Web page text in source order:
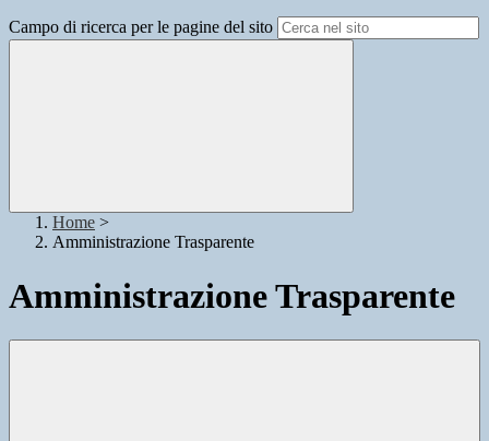
Campo di ricerca per le pagine del sito
Home >
Amministrazione Trasparente
Amministrazione Trasparente